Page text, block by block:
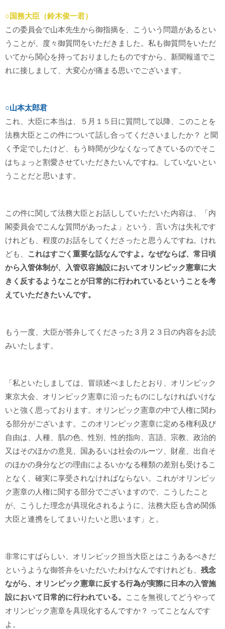
○国務大臣（鈴木俊一君）
この委員会で山本先生から御指摘を、こういう問題があるとい
うことが、度々御質問をいただきました。私も御質問をいただ
いてから関心を持っておりましたものですから、新聞報道でこ
れに接しまして、大変心が痛まる思いでございます。
○山本太郎君
これ、大臣に本当は、５月１５日に質問して以降、このことを
法務大臣とこの件について話し合ってくださいましたか？ と聞
く予定でしたけど、もう時間が少なくなってきているのでそこ
はちょっと割愛させていただきたいんですね。していないとい
うことだと思います。
この件に関して法務大臣とお話ししていただいた内容は、「内
閣委員会でこんな質問があったよ」という、言い方は失礼です
けれども、程度のお話をしてくださったと思うんですね。けれ
ども、 これはすごく重要な話なんですよ。なぜならば、常日頃
から入管体制が、入管収容施設においてオリンピック憲章に大
きく反するようなことが日常的に行われているということを考
えていただきたいんです。
もう一度、大臣が答弁してくださった３月２３日の内容をお読
みいたします。
「私といたしましては、冒頭述べましたとおり、オリンピック
東京大会、オリンピック憲章に沿ったものにしなければいけな
いと強く思っております。オリンピック憲章の中で人権に関わ
る部分がございます。このオリンピック憲章に定める権利及び
自由は、人種、肌の色、性別、性的指向、言語、宗教、政治的
又はそのほかの意見、国あるいは社会のルーツ、財産、出自そ
のほかの身分などの理由によるいかなる種類の差別も受けるこ
となく、確実に享受されなければならない。これがオリンピッ
ク憲章の人権に関する部分でございますので、こうしたこと
が、こうした理念が具現化されるように、法務大臣も含め関係
大臣と連携をしてまいりたいと思います」と。
非常にすばらしい、オリンピック担当大臣とはこうあるべきだ
というような御答弁をいただいたわけなんですけれども、 残念
ながら、オリンピック憲章に反する行為が実際に日本の入管施
設において日常的に行われている。
ここを無視してどうやって
オリンピック憲章を具現化するんですか？ ってことなんです
よ。